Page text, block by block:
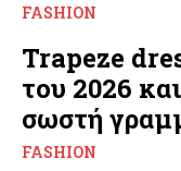
FASHION
Trapeze
του 2026
σωστή
FASHION